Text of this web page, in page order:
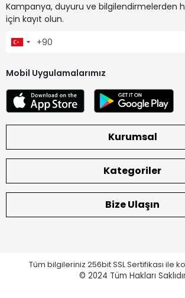
Kampanya, duyuru ve bilgilendirmelerden
için kayıt olun.
Mobil Uygulamalarımız
Kurumsal
Kategoriler
Bize Ulaşın
Tüm bilgileriniz 256bit SSL Sertifikası ile
© 2024 Tüm Hakları